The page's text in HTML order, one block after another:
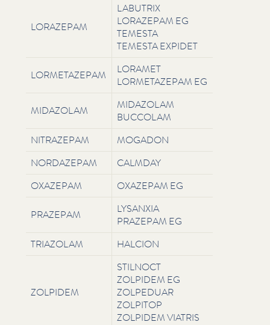
LORAZEPAM
LABUTRIX
LORAZEPAM EG
TEMESTA
TEMESTA EXPIDET
LORMETAZEPAM
LORAMET
LORMETAZEPAM EG
MIDAZOLAM
MIDAZOLAM
BUCCOLAM
NITRAZEPAM
MOGADON
NORDAZEPAM
CALMDAY
OXAZEPAM
OXAZEPAM EG
PRAZEPAM
LYSANXIA
PRAZEPAM EG
TRIAZOLAM
HALCION
ZOLPIDEM
STILNOCT
ZOLPIDEM EG
ZOLPEDUAR
ZOLPITOP
ZOLPIDEM VIATRIS